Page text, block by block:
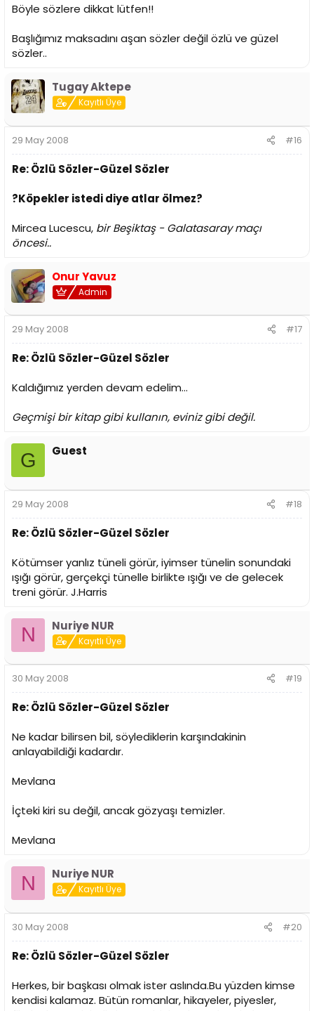
Böyle sözlere dikkat lütfen!!
Başlığımız maksadını aşan sözler değil özlü ve güzel
sözler..
Tugay Aktepe
Kayıtlı Üye
29 May 2008 #16
Re: Özlü Sözler-Güzel Sözler
?Köpekler istedi diye atlar ölmez?
Mircea Lucescu, bir Beşiktaş - Galatasaray maçı
öncesi..
Onur Yavuz
Admin
29 May 2008 #17
Re: Özlü Sözler-Güzel Sözler
Kaldığımız yerden devam edelim...
Geçmişi bir kitap gibi kullanın, eviniz gibi değil.
G Guest
29 May 2008 #18
Re: Özlü Sözler-Güzel Sözler
Kötümser yanlız tüneli görür, iyimser tünelin sonundaki
ışığı görür, gerçekçi tünelle birlikte ışığı ve de gelecek
treni görür. J.Harris
N Nuriye NUR
Kayıtlı Üye
30 May 2008 #19
Re: Özlü Sözler-Güzel Sözler
Ne kadar bilirsen bil, söylediklerin karşındakinin
anlayabildiği kadardır.
Mevlana
İçteki kiri su değil, ancak gözyaşı temizler.
Mevlana
N Nuriye NUR
Kayıtlı Üye
30 May 2008 #20
Re: Özlü Sözler-Güzel Sözler
Herkes, bir başkası olmak ister aslında.Bu yüzden kimse
kendisi kalamaz. Bütün romanlar, hikayeler, piyesler,